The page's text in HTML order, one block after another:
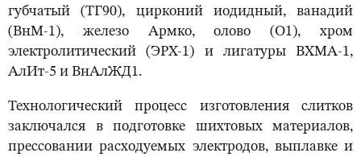
губчатый (ТГ90), цирконий иодидный, ванадий
(ВнМ-1), железо Армко, олово (О1), хром
электролитический (ЭРХ-1) и лигатуры ВХМА-1,
АлИт-5 и ВнАлЖД1.
Технологический процесс изготовления слитков
заключался в подготовке шихтовых материалов,
прессовании расходуемых электродов, выплавке и